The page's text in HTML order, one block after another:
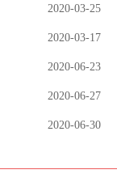
2020-03-25
2020-03-17
2020-06-23
2020-06-27
2020-06-30